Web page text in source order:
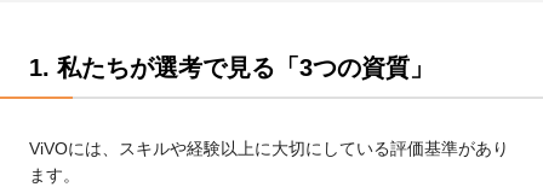
1. 私たちが選考で見る「3つの資質」
ViVOには、スキルや経験以上に大切にしている評価基準があり
ます。